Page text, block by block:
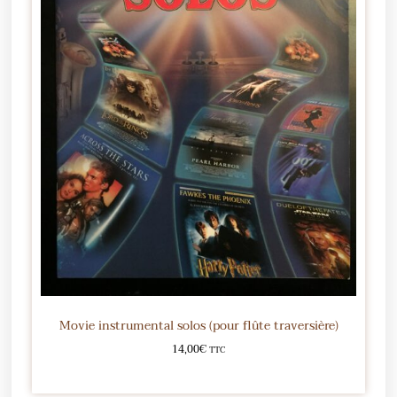
Movie instrumental solos (pour flûte traversière)
14,00€TTC